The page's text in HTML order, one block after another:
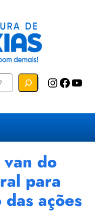
Instagram Facebook YouTube
do
para
ações